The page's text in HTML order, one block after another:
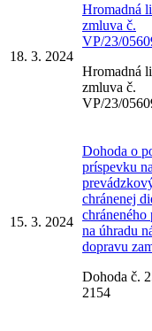
18. 3. 2024
Hromadná
zmluva č.
VP/23/
Hromadná
zmluva č.
VP/23/
15. 3. 2024
Dohoda o
príspevku
chránenej
chráneného
na úhradu
dopravu
Dohoda č.
2154